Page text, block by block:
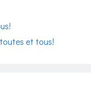
et tous!